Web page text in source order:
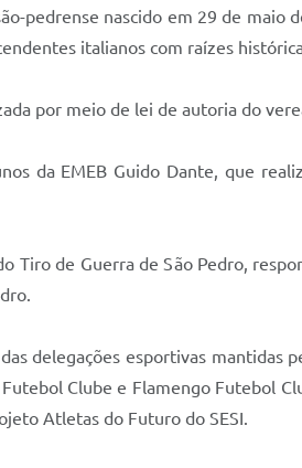
pedrense nascido em 29 de
italianos com raízes
por meio de lei de autoria do
da EMEB Guido Dante, que
Tiro de Guerra de São Pedro,
delegações esportivas mantidas
Clube e Flamengo Futebol
Atletas do Futuro do SESI.